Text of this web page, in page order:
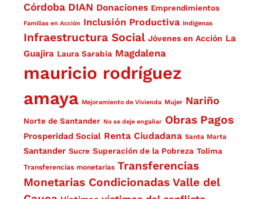
Córdoba DIAN Donaciones Emprendimientos
Familias en Acción Inclusión Productiva Indígenas
Infraestructura Social Jóvenes en Acción La
Guajira Laura Sarabia Magdalena
mauricio rodríguez
amaya Mejoramiento de Vivienda Mujer Nariño
Norte de Santander No se deje engañar Obras Pagos
Prosperidad Social Renta Ciudadana Santa Marta
Santander Sucre Superación de la Pobreza Tolima
Transferencias monetarias Transferencias
Monetarias Condicionadas Valle del